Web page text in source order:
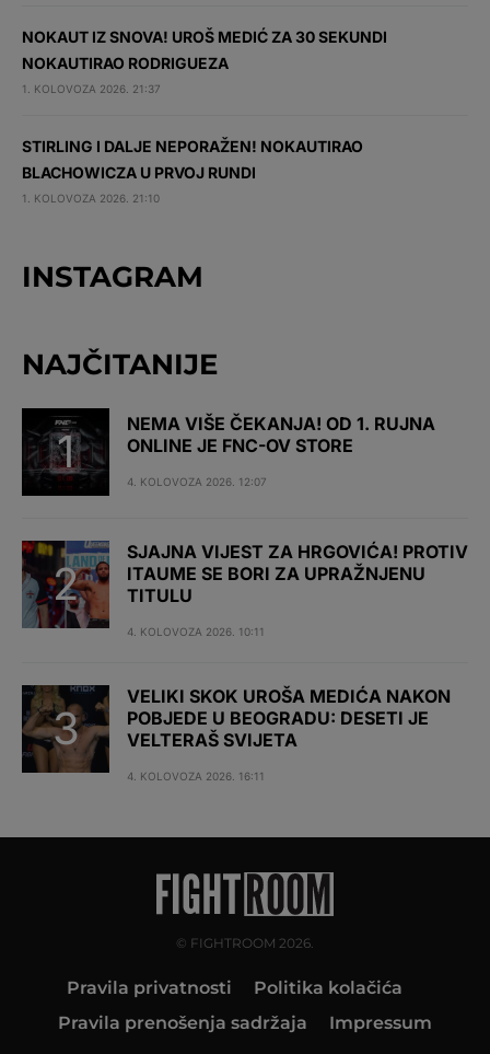
NOKAUT IZ SNOVA! UROŠ MEDIĆ ZA 30 SEKUNDI
NOKAUTIRAO RODRIGUEZA
1. KOLOVOZA 2026. 21:37
STIRLING I DALJE NEPORAŽEN! NOKAUTIRAO
BLACHOWICZA U PRVOJ RUNDI
1. KOLOVOZA 2026. 21:10
INSTAGRAM
NAJČITANIJE
NEMA VIŠE ČEKANJA! OD 1. RUJNA
ONLINE JE FNC-OV STORE
4. KOLOVOZA 2026. 12:07
SJAJNA VIJEST ZA HRGOVIĆA! PROTIV
ITAUME SE BORI ZA UPRAŽNJENU
TITULU
4. KOLOVOZA 2026. 10:11
VELIKI SKOK UROŠA MEDIĆA NAKON
POBJEDE U BEOGRADU: DESETI JE
VELTERAŠ SVIJETA
4. KOLOVOZA 2026. 16:11
© FIGHTROOM 2026.
Pravila privatnosti
Politika kolačića
Pravila prenošenja sadržaja
Impressum